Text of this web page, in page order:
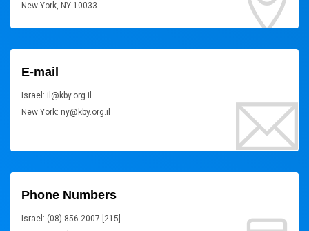
New York, NY 10033
E-mail
Israel: il@kby.org.il
New York: ny@kby.org.il
Phone Numbers
Israel: (08) 856-2007 [215]